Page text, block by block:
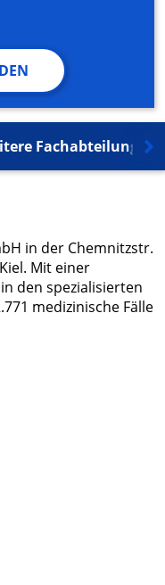
Fachabteilungen
in der Chemnitzstr.
Mit einer
den spezialisierten
medizinische Fälle